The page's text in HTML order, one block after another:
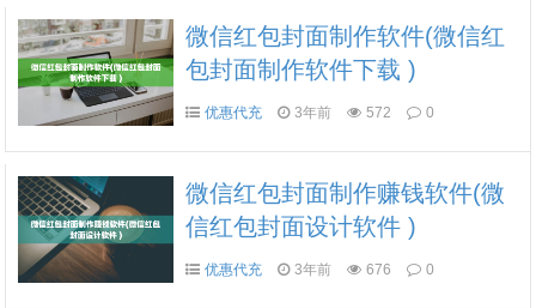
微信红包封面制作软件(微信红
包封面制作软件下载 )
优惠代充 3年前 572 0
微信红包封面制作赚钱软件(微
信红包封面设计软件 )
优惠代充 3年前 676 0